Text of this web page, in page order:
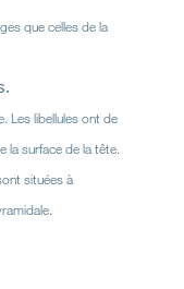
que celles de la
Les libellules ont de
la surface de la tête.
situées à